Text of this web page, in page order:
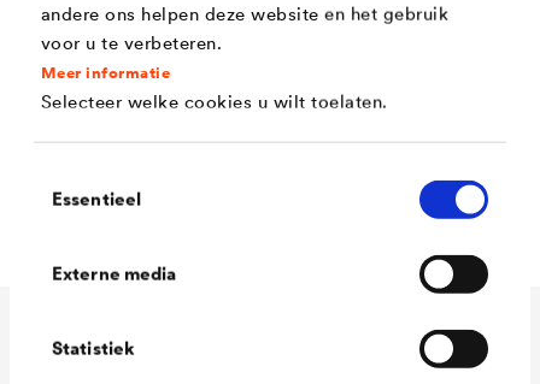
andere ons helpen deze website en het gebruik
voor u te verbeteren.
Meer informatie
Selecteer welke cookies u wilt toelaten.
Essentieel
Externe media
Statistiek
Hoog absorptievermogen in het hout
Niet-filmvormend en egaliserend
Bescherming op lange termijn
solvent- en waterbasis
Technische gegevens